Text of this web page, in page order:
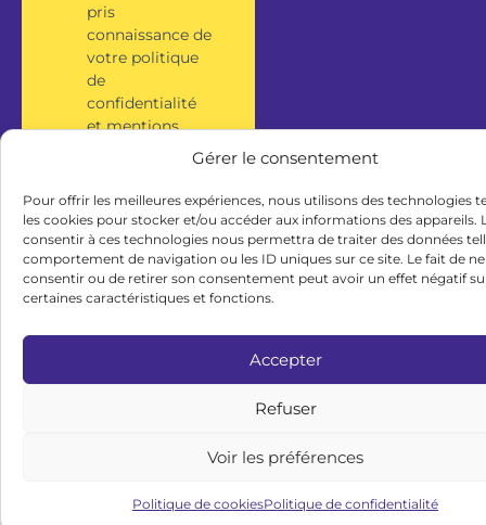
Gérer le consentement
Pour offrir les meilleures expériences, nous utilisons des technologies
les cookies pour stocker et/ou accéder aux informations des appareils.
consentir à ces technologies nous permettra de traiter des données
comportement de navigation ou les ID uniques sur ce site. Le fait de
consentir ou de retirer son consentement peut avoir un effet négatif
certaines caractéristiques et fonctions.
Accepter
Refuser
Voir les préférences
Politique de cookiesPolitique de confidentialité
pris
connaissance de
votre politique
de
confidentialité
et mentions
S'inscrire